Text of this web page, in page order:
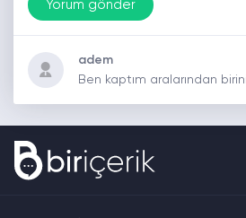
adem
Ben kaptım aralarından